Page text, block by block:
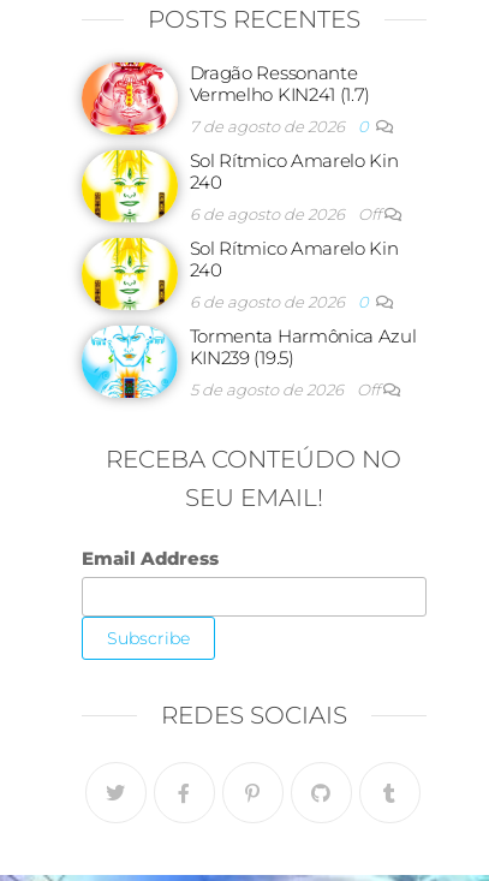
POSTS RECENTES
Dragão Ressonante
Vermelho KIN241 (1.7)
7 de agosto de 2026 0
Sol Rítmico Amarelo Kin
240
6 de agosto de 2026 Off
Sol Rítmico Amarelo Kin
240
6 de agosto de 2026 0
Tormenta Harmônica Azul
KIN239 (19.5)
5 de agosto de 2026 Off
RECEBA CONTEÚDO NO
SEU EMAIL!
Email Address
REDES SOCIAIS